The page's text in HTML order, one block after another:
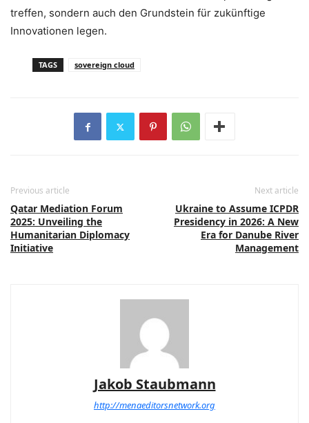
treffen, sondern auch den Grundstein für zukünftige
Innovationen legen.
TAGS sovereign cloud
Previous article
Qatar Mediation Forum
2025: Unveiling the
Humanitarian Diplomacy
Initiative
Next article
Ukraine to Assume ICPDR
Presidency in 2026: A New
Era for Danube River
Management
Jakob Staubmann
http://menaeditorsnetwork.org